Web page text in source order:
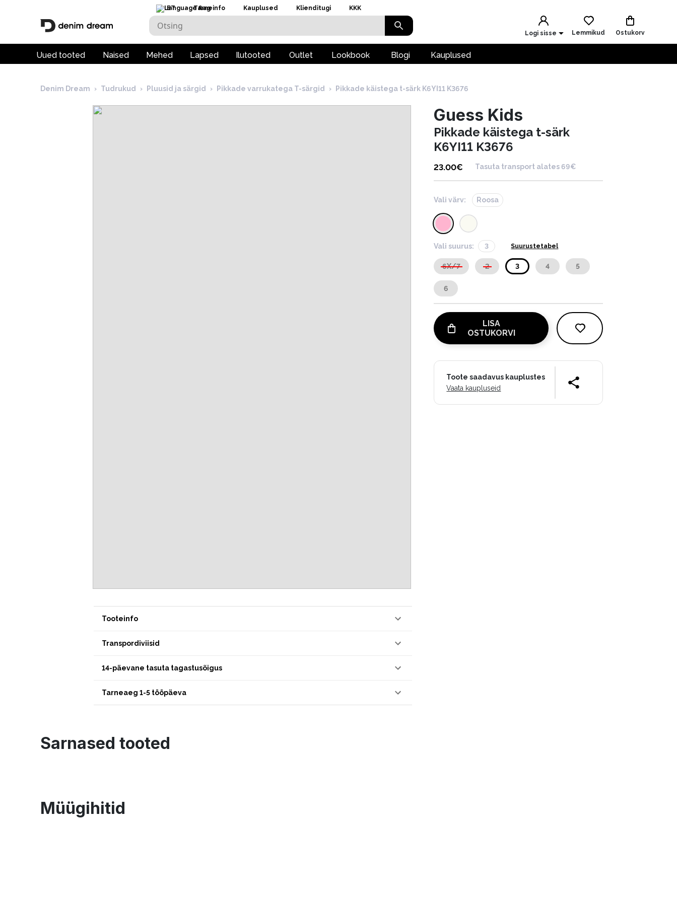
ET Tarneinfo Kauplused Klienditugi KKK
Logi sisse Lemmikud Ostukorv
Uued tooted Naised Mehed Lapsed Ilutooted Outlet Lookbook Blogi Kauplused
Denim Dream › Tudrukud › Pluusid ja särgid › Pikkade varrukatega T-särgid › Pikkade käistega t-särk K6YI11 K3676
Tooteinfo
Transpordiviisid
14-päevane tasuta tagastusõigus
Tarneaeg 1-5 tööpäeva
Guess Kids
Pikkade käistega t-särk
K6YI11 K3676
23.00€ Tasuta transport alates 69€
Vali värv: Roosa
Vali suurus: 3 Suurustetabel
6X/7 2 3 4 5
6
LISA
OSTUKORVI
Toote saadavus kauplustes
Vaata kaupluseid
Sarnased tooted
Müügihitid